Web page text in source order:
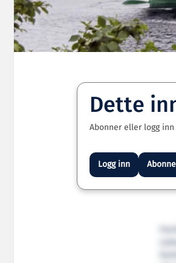
Dette
Abonner eller logg
Logg inn